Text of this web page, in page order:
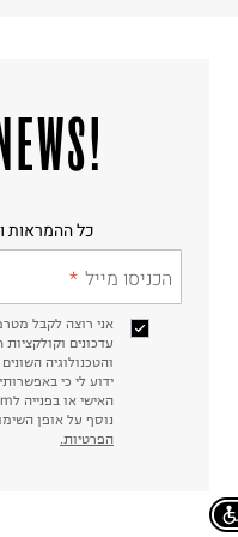
!GET THE NEWS
כל ההמראות
הכניסו מייל
אני רוצה לקבל
עדכונים
והטכנולוגיה
ידוע לי כי
נוסף על אופן
הפרטיות.